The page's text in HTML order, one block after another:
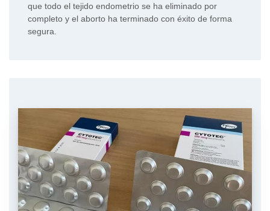
que todo el tejido endometrio se ha eliminado por
completo y el aborto ha terminado con éxito de forma
segura.